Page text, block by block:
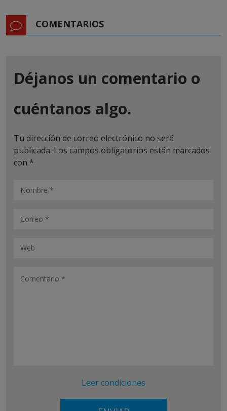
COMENTARIOS
Déjanos un comentario o
cuéntanos algo.
Tu dirección de correo electrónico no será
publicada. Los campos obligatorios están marcados
con *
Leer condiciones